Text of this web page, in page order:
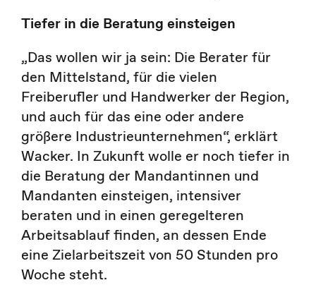
Tiefer in die Beratung einsteigen
„Das wollen wir ja sein: Die Berater für
den Mittelstand, für die vielen
Freiberufler und Handwerker der Region,
und auch für das eine oder andere
größere Industrieunternehmen“, erklärt
Wacker. In Zukunft wolle er noch tiefer in
die Beratung der Mandantinnen und
Mandanten einsteigen, intensiver
beraten und in einen geregelteren
Arbeitsablauf finden, an dessen Ende
eine Zielarbeitszeit von 50 Stunden pro
Woche steht.